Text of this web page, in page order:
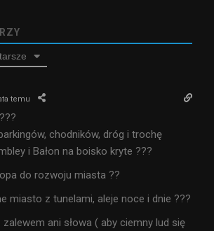
temu
chodników, dróg i trochę
i Bałon na boisko kryte ???
do rozwoju miasta ??
miasto z tunelami, aleje noce i dnie ???
zalewem ani słowa ( aby ciemny lud się